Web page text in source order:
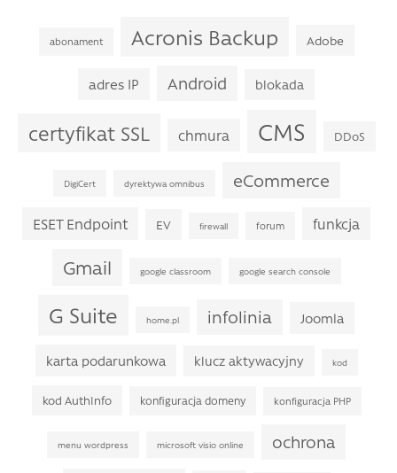
abonament Acronis Backup Adobe
adres IP Android blokada
certyfikat SSL chmura CMS DDoS
DigiCert dyrektywa omnibus eCommerce
ESET Endpoint EV firewall forum funkcja
Gmail google classroom google search console
G Suite home.pl infolinia Joomla
karta podarunkowa klucz aktywacyjny kod
kod AuthInfo konfiguracja domeny konfiguracja PHP
menu wordpress microsoft visio online ochrona